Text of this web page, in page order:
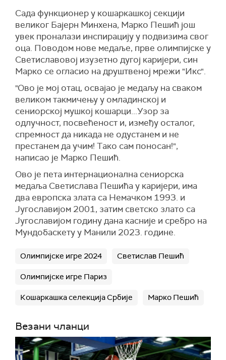
Сада функционер у кошаркашкој секцији
великог Бајерн Минхена, Марко Пешић још
увек проналази инспирацију у подвизима свог
оца. Поводом нове медаље, прве олимпијске у
Светиславовој изузетно дугој каријери, син
Марко се огласио на друштвеној мрежи "Икс".
"Ово је мој отац, освајао је медаљу на сваком
великом такмичењу у омладинској и
сениорској мушкој кошарци...Узор за
одлучност, посвећеност и, између осталог,
спремност да никада не одустанем и не
престанем да учим! Tако сам поносан!",
написао је Марко Пешић.
Ово је пета интернационална сениорска
медаља Светислава Пешића у каријери, има
два европска злата са Немачком 1993. и
Југославијом 2001, затим светско злато са
Југославијом годину дана касније и сребро на
Мундобаскету у Манили 2023. године.
Олимпијске игре 2024 Светислав Пешић
Олимпијске игре Париз
Кошаркашка селекција Србије Марко Пешић
Везани чланци